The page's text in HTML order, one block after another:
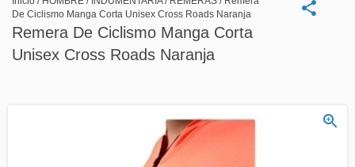
De Ciclismo Manga Corta Unisex Cross Roads Naranja
Remera De Ciclismo Manga Corta
Unisex Cross Roads Naranja